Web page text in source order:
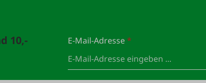
10,-
E-Mail-Adresse*